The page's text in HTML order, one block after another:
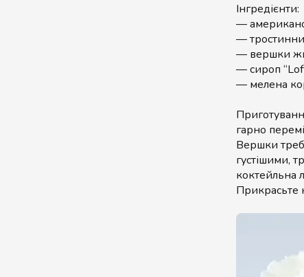
Інгредієнти:
—
—
— вершки
— сироп
— мелена
гарно
Вершки
густішими,
коктейльна
Прикрасьте